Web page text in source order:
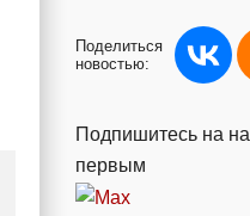
Поделиться
новостью:
Подпишитесь на
первым